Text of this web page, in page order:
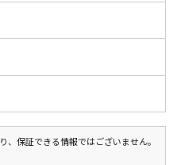
保証できる情報ではございません。